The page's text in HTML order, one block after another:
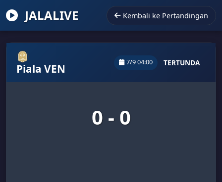
JALALIVE Kembali ke Pertandingan
Piala VEN
7/9 04:00 TERTUNDA
0 - 0